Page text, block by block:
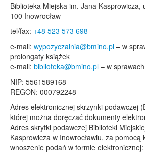
Biblioteka Miejska im. Jana Kasprowicza,
100 Inowrocław
tel/fax: +48 523 573 698
e-mail: wypozyczalnia@bmino.pl – w
prolongaty książek
e-mail: biblioteka@bmino.pl – w
NIP: 5561589168
REGON: 000792248
Adres elektronicznej skrzynki podawczej
której można doręczać dokumenty
Adres skrytki podawczej Biblioteki
Kasprowicza w Inowrocławiu, za pomocą
wnoszenie podań w formie elektronicznej: